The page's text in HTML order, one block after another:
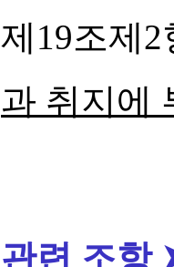
제19조제
과 취지에
관련 조항